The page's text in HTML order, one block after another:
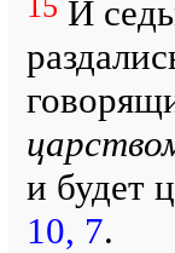
И
и будет
10, 7.